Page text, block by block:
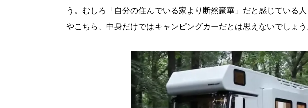
う。むしろ「自分の住んでいる家より断然豪華」だと感じている
やこちら、中身だけではキャンピングカーだとは思えないでしょう